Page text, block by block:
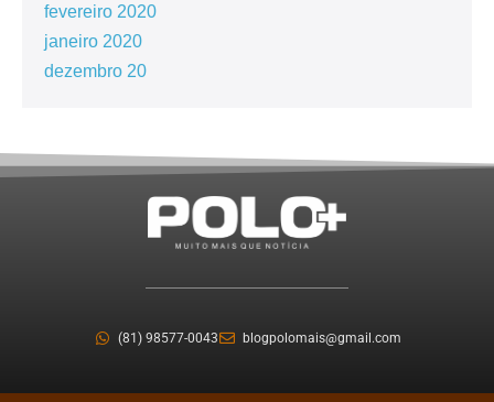
fevereiro 2020
janeiro 2020
dezembro 20
(81) 98577-0043 blogpolomais@gmail.com